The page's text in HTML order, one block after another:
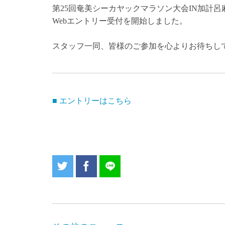
第25回奄美シーカヤックマラソン大会IN加計呂
Webエントリー受付を開始しました。
スタッフ一同、皆様のご参加を心よりお待ちし
■ エントリーはこちら